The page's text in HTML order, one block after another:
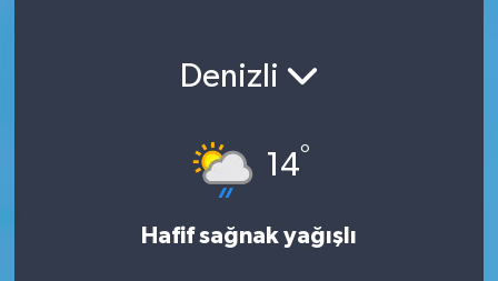
Denizli
14°
Hafif sağnak yağışlı